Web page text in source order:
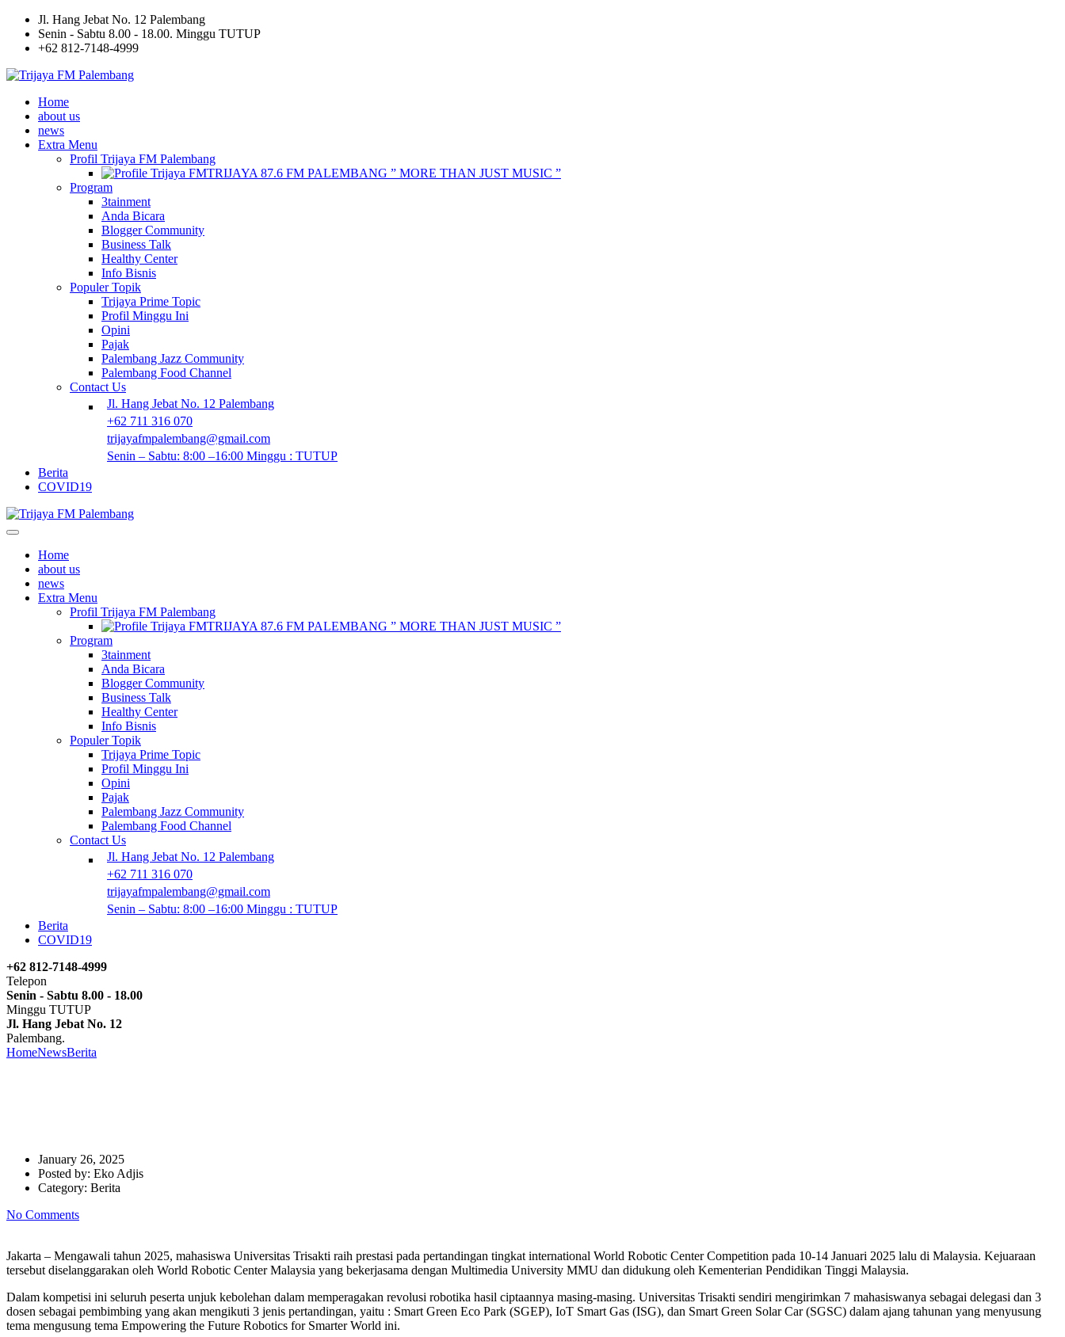
Jl. Hang Jebat No. 12 Palembang
Senin - Sabtu 8.00 - 18.00. Minggu TUTUP
+62 812-7148-4999
Home
about us
news
Extra Menu
Profil Trijaya FM Palembang
TRIJAYA 87.6 FM PALEMBANG ” MORE THAN JUST MUSIC ”
Program
3tainment
Anda Bicara
Blogger Community
Business Talk
Healthy Center
Info Bisnis
Populer Topik
Trijaya Prime Topic
Profil Minggu Ini
Opini
Pajak
Palembang Jazz Community
Palembang Food Channel
Contact Us
Jl. Hang Jebat No. 12 Palembang
+62 711 316 070
trijayafmpalembang@gmail.com
Senin – Sabtu: 8:00 –16:00 Minggu : TUTUP
Berita
COVID19
Home
about us
news
Extra Menu
Profil Trijaya FM Palembang
TRIJAYA 87.6 FM PALEMBANG ” MORE THAN JUST MUSIC ”
Program
3tainment
Anda Bicara
Blogger Community
Business Talk
Healthy Center
Info Bisnis
Populer Topik
Trijaya Prime Topic
Profil Minggu Ini
Opini
Pajak
Palembang Jazz Community
Palembang Food Channel
Contact Us
Jl. Hang Jebat No. 12 Palembang
+62 711 316 070
trijayafmpalembang@gmail.com
Senin – Sabtu: 8:00 –16:00 Minggu : TUTUP
Berita
COVID19
+62 812-7148-4999
Telepon
Senin - Sabtu 8.00 - 18.00
Minggu TUTUP
Jl. Hang Jebat No. 12
Palembang.
HomeNewsBerita
January 26, 2025
Posted by: Eko Adjis
Category: Berita
No Comments
Jakarta – Mengawali tahun 2025, mahasiswa Universitas Trisakti raih prestasi pada pertandingan tingkat international World Robotic Center Competition pada 10-14 Januari 2025 lalu di Malaysia. Kejuaraan
tersebut diselanggarakan oleh World Robotic Center Malaysia yang bekerjasama dengan Multimedia University MMU dan didukung oleh Kementerian Pendidikan Tinggi Malaysia.
Dalam kompetisi ini seluruh peserta unjuk kebolehan dalam memperagakan revolusi robotika hasil ciptaannya masing-masing. Universitas Trisakti sendiri mengirimkan 7 mahasiswanya sebagai delegasi dan 3
dosen sebagai pembimbing yang akan mengikuti 3 jenis pertandingan, yaitu : Smart Green Eco Park (SGEP), IoT Smart Gas (ISG), dan Smart Green Solar Car (SGSC) dalam ajang tahunan yang menyusung
tema mengusung tema Empowering the Future Robotics for Smarter World ini.